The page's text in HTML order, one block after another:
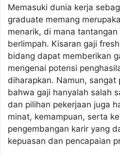
Memasuki dunia kerja
graduate memang
menarik, di mana tantangan
berlimpah. Kisaran gaji
bidang dapat memberikan
mengenai potensi
diharapkan. Namun,
bahwa gaji hanyalah salah
dan pilihan pekerjaan juga
minat, kemampuan, serta
pengembangan karir yang
kepuasan dan pencapaian